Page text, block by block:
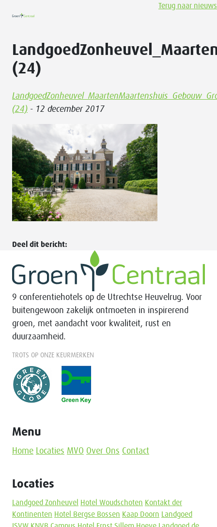
(24)
(24) - 12 december 2017
Terug naar nieuws
Deel dit bericht:
9 conferentiehotels op de Utrechtse Heuvelrug. Voor
buitengewoon zakelijk ontmoeten in inspirerend
groen, met aandacht voor kwaliteit, rust en
duurzaamheid.
TROTS OP ONZE KEURMERKEN
Menu
Home Locaties MVO Over Ons Contact
Locaties
Landgoed Zonheuvel Hotel Woudschoten Kontakt der
Kontinenten Hotel Bergse Bossen Kaap Doorn
Landgoed